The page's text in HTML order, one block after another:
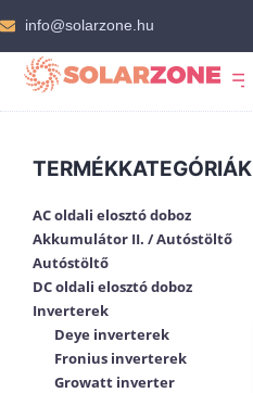
info@solarzone.hu
TERMÉKKATEGÓRIÁK
AC oldali elosztó doboz
Akkumulátor II. / Autóstöltő
Autóstöltő
DC oldali elosztó doboz
Inverterek
Deye inverterek
Fronius inverterek
Growatt inverter